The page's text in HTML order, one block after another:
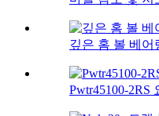
깊은 홈 볼 베어
Pwtr45100-2RS